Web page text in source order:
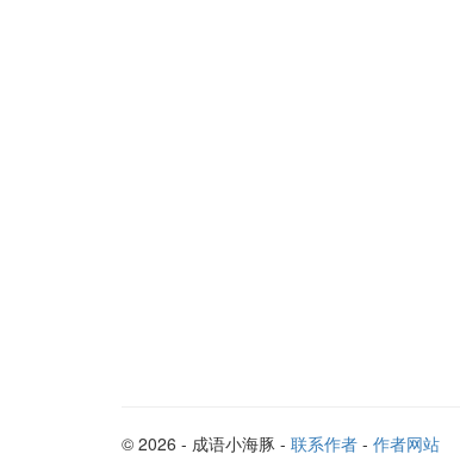
© 2026 - 成语小海豚 - 联系作者 - 作者网站